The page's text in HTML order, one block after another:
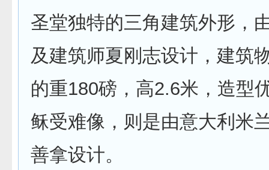
圣堂独特的三角建筑外形，
及建筑师夏刚志设计，建筑
的重180磅，高2.6米，造型
稣受难像，则是由意大利米
善拿设计。